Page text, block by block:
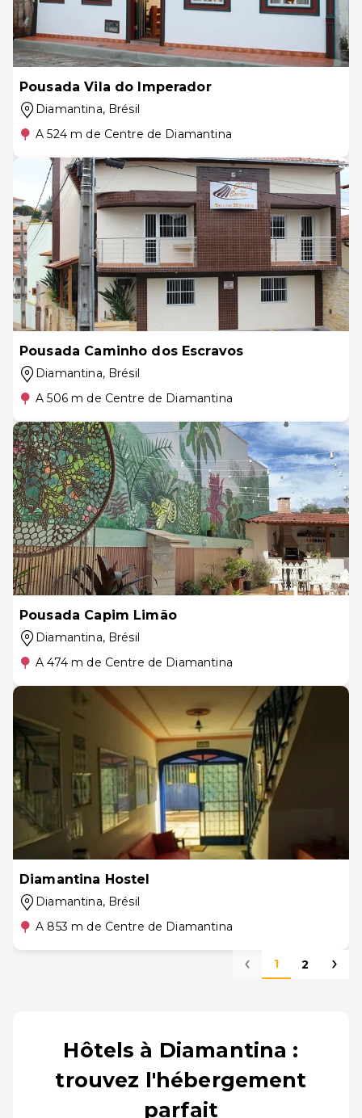
Pousada Vila do Imperador
Diamantina, Brésil
A 524 m de Centre de Diamantina
Pousada Caminho dos Escravos
Diamantina, Brésil
A 506 m de Centre de Diamantina
Pousada Capim Limão
Diamantina, Brésil
A 474 m de Centre de Diamantina
Diamantina Hostel
Diamantina, Brésil
A 853 m de Centre de Diamantina
1 2
Hôtels à Diamantina :
trouvez l'hébergement
parfait